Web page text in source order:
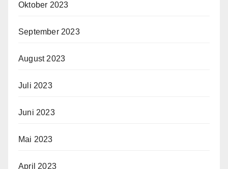
Oktober 2023
September 2023
August 2023
Juli 2023
Juni 2023
Mai 2023
April 2023